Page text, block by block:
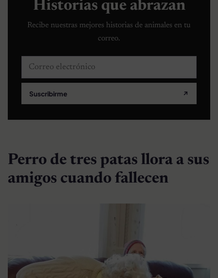
Historias que abrazan
Recibe nuestras mejores historias de animales en tu
correo.
Correo electrónico
Suscribirme ↗
Perro de tres patas llora a sus
amigos cuando fallecen